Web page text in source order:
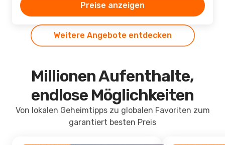
Preise anzeigen
Weitere Angebote entdecken
Millionen Aufenthalte,
endlose Möglichkeiten
Von lokalen Geheimtipps zu globalen Favoriten zum
garantiert besten Preis